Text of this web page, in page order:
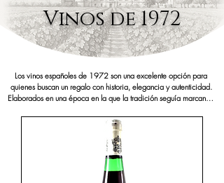
Vinos de 1972
Los vinos españoles de 1972 son una excelente opción para
quienes buscan un regalo con historia, elegancia y autenticidad.
Elaborados en una época en la que la tradición seguía marcando
envejecer con carácter y dignidad. Un vino de 1972 es perfecto
para celebrar 52 años de vida, bodas, aniversarios o cualquier
ocasión especial con un detalle exclusivo que transmite emociones
y memoria.
En copa, los vinos de 1972 en España ofrecen una evolución